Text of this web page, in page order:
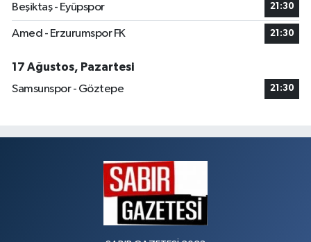
Beşiktaş - Eyüpspor 21:30
Amed - Erzurumspor FK 21:30
17 Ağustos, Pazartesi
Samsunspor - Göztepe
21:30